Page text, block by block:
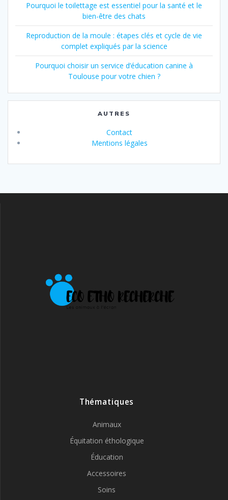
Pourquoi le toilettage est essentiel pour la santé et le
bien-être des chats
Reproduction de la moule : étapes clés et cycle de vie
complet expliqués par la science
Pourquoi choisir un service d’éducation canine à
Toulouse pour votre chien ?
AUTRES
Contact
Mentions légales
Thématiques
Animaux
Équitation éthologique
Éducation
Accessoires
Soins